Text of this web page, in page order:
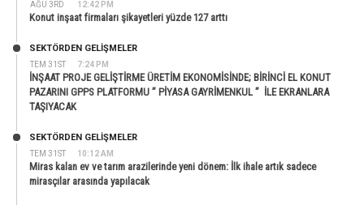
AĞU 3RD 12:42 PM
Konut inşaat firmaları şikayetleri yüzde 127 arttı
TEM 31ST 7:24 PM
SEKTÖRDEN GELIŞMELER
İNŞAAT PROJE GELİŞTİRME ÜRETİM EKONOMİSİNDE; BİRİNCİ EL KONUT
PAZARINI GPPS PLATFORMU ” PİYASA GAYRİMENKUL ” İLE EKRANLARA
TAŞIYACAK
TEM 31ST 10:12 AM
SEKTÖRDEN GELIŞMELER
Miras kalan ev ve tarım arazilerinde yeni dönem: İlk ihale artık sadece
mirasçılar arasında yapılacak